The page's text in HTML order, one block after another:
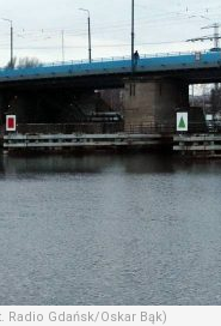
Radio Gdańsk/Oskar Bąk)